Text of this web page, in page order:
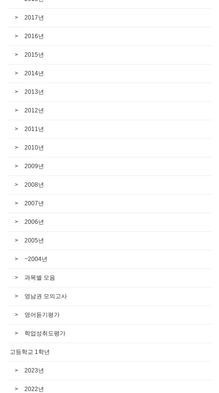
2017년
2016년
2015년
2014년
2013년
2012년
2011년
2010년
2009년
2008년
2007년
2006년
2005년
~2004년
과목별 모음
영남권 모의고사
영어듣기평가
학업성취도평가
고등학교 1학년
2023년
2022년